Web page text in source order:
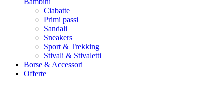
Bambini
Ciabatte
Primi passi
Sandali
Sneakers
Sport & Trekking
Stivali & Stivaletti
Borse & Accessori
Offerte